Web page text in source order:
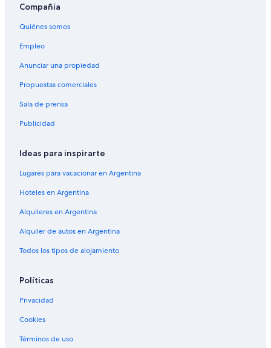
Compañía
Quiénes somos
Empleo
Anunciar una propiedad
Propuestas comerciales
Sala de prensa
Publicidad
Ideas para inspirarte
Lugares para vacacionar en Argentina
Hoteles en Argentina
Alquileres en Argentina
Alquiler de autos en Argentina
Todos los tipos de alojamiento
Políticas
Privacidad
Cookies
Términos de uso